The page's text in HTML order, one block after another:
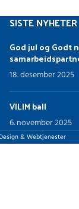
SISTE NYHETER
God jul og Godt
18. desember 2025
VILIM ball
6. november 2025
& Webtjenester